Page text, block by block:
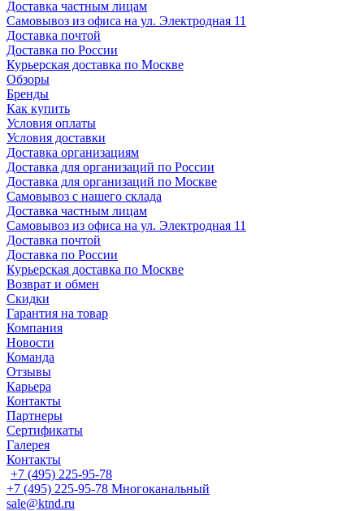
Доставка частным лицам
Самовывоз из офиса на ул. Электродная 11
Доставка почтой
Доставка по России
Курьерская доставка по Москве
Обзоры
Бренды
Как купить
Условия оплаты
Условия доставки
Доставка организациям
Доставка для организаций по России
Доставка для организаций по Москве
Самовывоз с нашего склада
Доставка частным лицам
Самовывоз из офиса на ул. Электродная 11
Доставка почтой
Доставка по России
Курьерская доставка по Москве
Возврат и обмен
Скидки
Гарантия на товар
Компания
Новости
Команда
Отзывы
Карьера
Контакты
Партнеры
Сертификаты
Галерея
Контакты
+7 (495) 225-95-78
+7 (495) 225-95-78 Многоканальный
sale@ktnd.ru